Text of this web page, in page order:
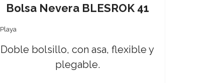
Bolsa Nevera BLESROK 41
Playa
Doble bolsillo, con asa, flexible y
plegable.